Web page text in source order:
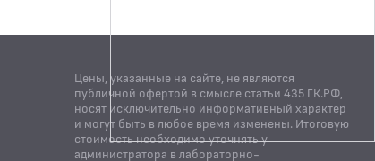
Цены, указанные на сайте, не являются
публичной офертой в смысле статьи 435 ГК.РФ,
носят исключительно информативный характер
и могут быть в любое время изменены. Итоговую
стоимость необходимо уточнять у
администратора в лабораторно-